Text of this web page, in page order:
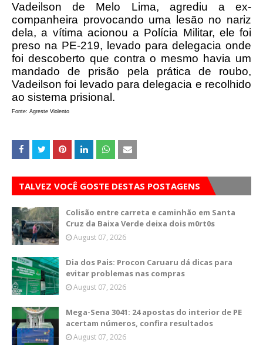
Vadeilson de Melo Lima, agrediu a ex-
companheira provocando uma lesão no nariz
dela, a vítima acionou a Polícia Militar, ele foi
preso na PE-219, levado para delegacia onde
foi descoberto que contra o mesmo havia um
mandado de prisão pela prática de roubo,
Vadeilson foi levado para delegacia e recolhido
ao sistema prisional.
Fonte: Agreste Violento
TALVEZ VOCÊ GOSTE DESTAS POSTAGENS
Colisão entre carreta e caminhão em Santa
Cruz da Baixa Verde deixa dois m0rt0s
August 07, 2026
Dia dos Pais: Procon Caruaru dá dicas para
evitar problemas nas compras
August 07, 2026
Mega-Sena 3041: 24 apostas do interior de PE
acertam números, confira resultados
August 07, 2026